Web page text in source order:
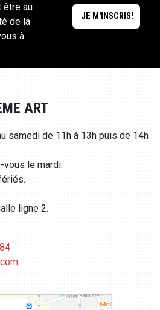
être au
de la
à
ART
samedi de 11h à 13h puis de 14h
vous le mardi.
ligne 2.